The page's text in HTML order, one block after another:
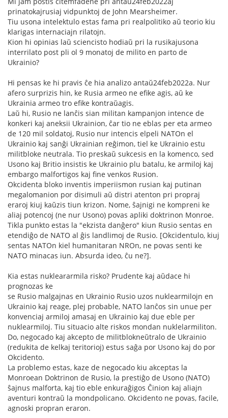
prinatokajrusiaj vidpunktoj de John Mearsheimer.
Tiu usona intelektulo estas fama pri realpolitiko aŭ teorio kiu
klarigas internaciajn rilatojn.
Kion hi opinias laŭ sciencisto hodiaŭ pri la rusikajusona
interrilato post pli ol 9 monatoj de milito en parto de
Ukrainio?
Hi pensas ke hi pravis ĉe hia analizo antaŭ24feb2022a. Nur
afero surprizis hin, ke Rusia armeo ne efike agis, aŭ ke
Ukrainia armeo tro efike kontraŭagis.
Laŭ hi, Rusio ne lanĉis sian militan kampanjon intence de
konkeri kaj aneksii Ukrainion, ĉar tio ne eblas per eta armeo
de 120 mil soldatoj, Rusio nur intencis elpeli NATOn el
Ukrainio kaj sanĝi Ukrainian reĝimon, tiel ke Ukrainio estu
militbloke neutrala. Tio preskaŭ sukcesis en la komenco, sed
Usono kaj Britio insistis ke Ukrainio plu batalu, ke armiloj kaj
embargo malfortigos kaj fine venkos Rusion.
Okcidenta bloko inventis imperiismon rusian kaj putinan
megalomanion por disimuli aŭ distri atenton pri propraj
eraroj kiuj kaŭzis tiun krizon. Nome, ŝajnigi ne kompreni ke
aliaj potencoj (ne nur Usono) povas apliki doktrinon Monroe.
Tikla punkto estas la "ekzista danĝero" kiun Rusio sentas en
etendiĝo de NATO al ĝis landlimoj de Rusio. [Okcidentulo, kiuj
sentas NATOn kiel humanitaran NROn, ne povas senti ke
NATO minacas iun. Absurda ideo, ĉu ne?].
Kia estas nukleararmila risko? Prudente kaj aŭdace hi
prognozas ke
se Rusio malgajnas en Ukrainio Rusio uzos nuklearmilojn en
Ukrainio kaj reage, plej probable, NATO lanĉos sin unue per
konvenciaj armiloj amasaj en Ukrainio kaj due eble per
nuklearmiloj. Tiu situacio alte riskos mondan nuklelarmiliton.
Do, negocado kaj akcepto de militblokneŭtralo de Ukrainio
(redukita de kelkaj teritorioj) estus saĝa por Usono kaj do por
Okcidento.
La problemo estas, kaze de negocado kiu akceptas la
Monroean Doktrinon de Rusio, la prestiĝo de Usono (NATO)
ŝajnus malforta, kaj tio eble enkuraĝigos Ĉinion kaj aliajn
aventuri kontraŭ la mondpolicano. Okcidento ne povas, facile,
agnoski propran eraron.